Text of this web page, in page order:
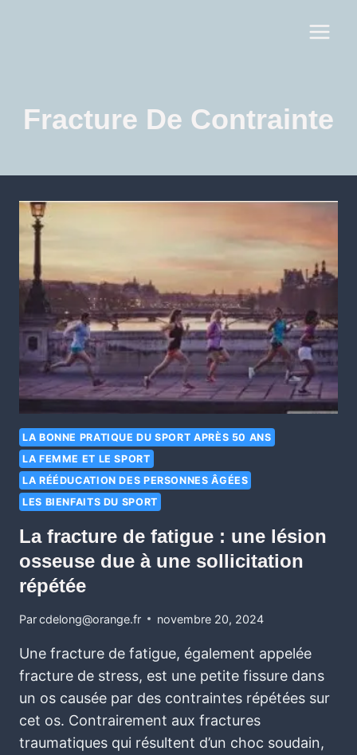
Fracture De Contrainte
LA BONNE PRATIQUE DU SPORT APRÈS 50 ANS
LA FEMME ET LE SPORT
LA RÉÉDUCATION DES PERSONNES ÂGÉES
LES BIENFAITS DU SPORT
La fracture de fatigue : une lésion
osseuse due à une sollicitation
répétée
Parcdelong@orange.fr novembre 20, 2024
Une fracture de fatigue, également appelée
fracture de stress, est une petite fissure dans
un os causée par des contraintes répétées sur
cet os. Contrairement aux fractures
traumatiques qui résultent d’un choc soudain,